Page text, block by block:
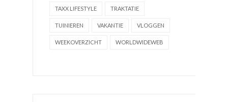
TAXX LIFESTYLE TRAKTATIE
TUINIEREN VAKANTIE VLOGGEN
WEEKOVERZICHT WORLDWIDEWEB